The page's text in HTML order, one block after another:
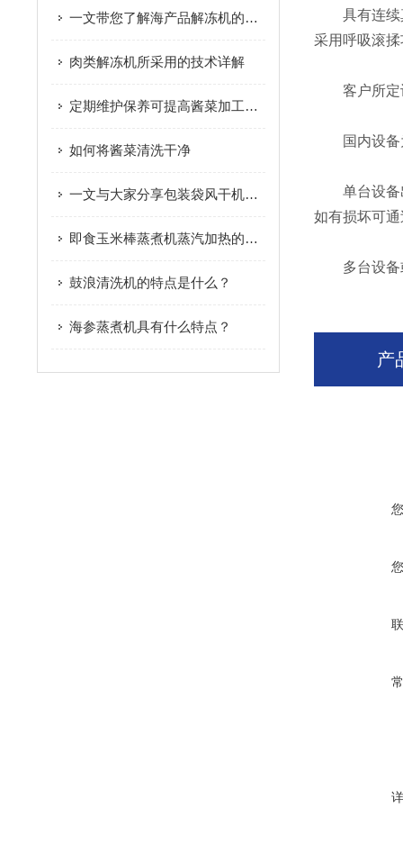
一文带您了解海产品解冻机的操作步骤
肉类解冻机所采用的技术详解
定期维护保养可提高酱菜加工设备的生产效率
如何将酱菜清洗干净
一文与大家分享包装袋风干机的工作流程
即食玉米棒蒸煮机蒸汽加热的方式是怎样的？
鼓浪清洗机的特点是什么？
海参蒸煮机具有什么特点？
具有连续真
采用呼吸滚
客户所定设
国内设备为
单台设备出
如有损坏可
多台设备或
产